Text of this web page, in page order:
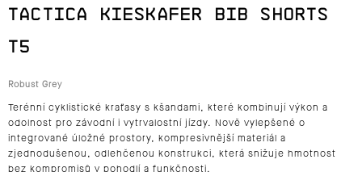
TACTICA KIESKAFER BIB SHORTS
T5
Robust Grey
Terénní cyklistické kraťasy s kšandami, které kombinují výkon a
odolnost pro závodní i vytrvalostní jízdy. Nově vylepšené o
integrované úložné prostory, kompresivnější materiál a
zjednodušenou, odlehčenou konstrukci, která snižuje hmotnost
bez kompromisů v pohodlí a funkčnosti.
J
Í
T
?